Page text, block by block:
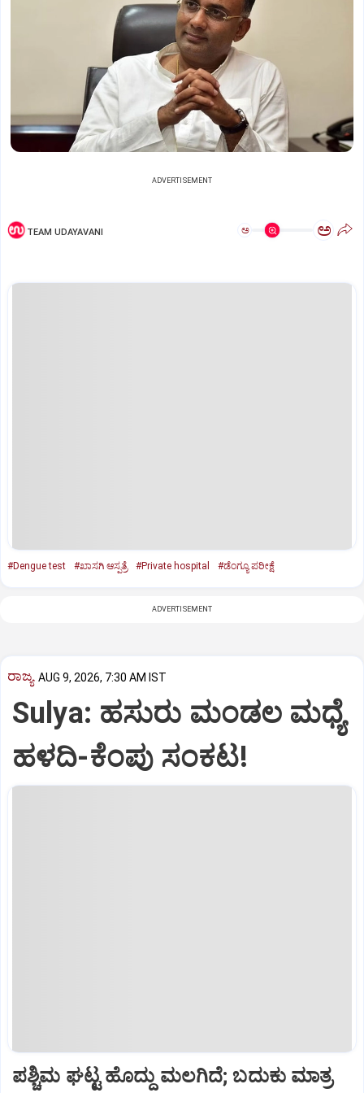
ADVERTISEMENT
TEAM UDAYAVANI ಅ ಅ
#Dengue test #ಖಾಸಗಿ ಆಸ್ಪತ್ರೆ #Private hospital #ಡೆಂಗ್ಯೂ ಪರೀಕ್ಷೆ
ADVERTISEMENT
ರಾಜ್ಯ AUG 9, 2026, 7:30 AM IST
Sulya: ಹಸುರು ಮಂಡಲ ಮಧ್ಯೆ
ಹಳದಿ-ಕೆಂಪು ಸಂಕಟ!
ಪಶ್ಚಿಮ ಘಟ್ಟ ಹೊದ್ದು ಮಲಗಿದೆ; ಬದುಕು ಮಾತ್ರ